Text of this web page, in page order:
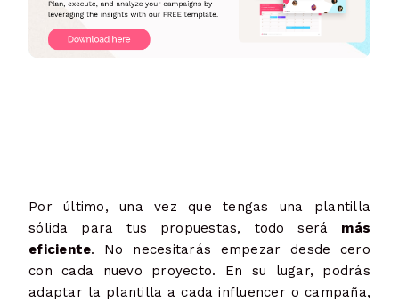
Por último, una vez que tengas una plantilla
sólida para tus propuestas, todo será más
eficiente. No necesitarás empezar desde cero
con cada nuevo proyecto. En su lugar, podrás
adaptar la plantilla a cada influencer o campaña,